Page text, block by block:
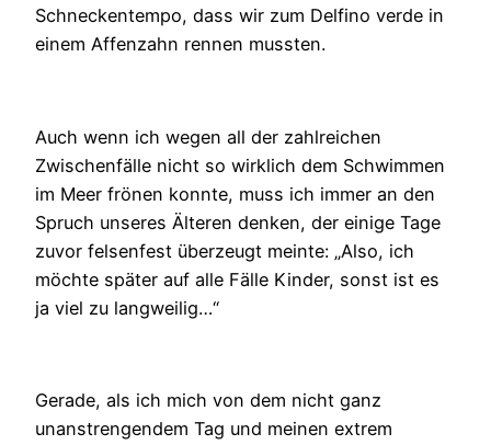
Schneckentempo, dass wir zum Delfino verde in
einem Affenzahn rennen mussten.
Auch wenn ich wegen all der zahlreichen
Zwischenfälle nicht so wirklich dem Schwimmen
im Meer frönen konnte, muss ich immer an den
Spruch unseres Älteren denken, der einige Tage
zuvor felsenfest überzeugt meinte: „Also, ich
möchte später auf alle Fälle Kinder, sonst ist es
ja viel zu langweilig…“
Gerade, als ich mich von dem nicht ganz
unanstrengendem Tag und meinen extrem